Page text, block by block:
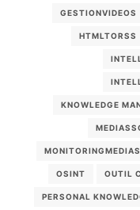
GESTIONVIDEOS
HTMLTORSS
KNOWLEDGE
OSINT OUTIL
PERSONAL